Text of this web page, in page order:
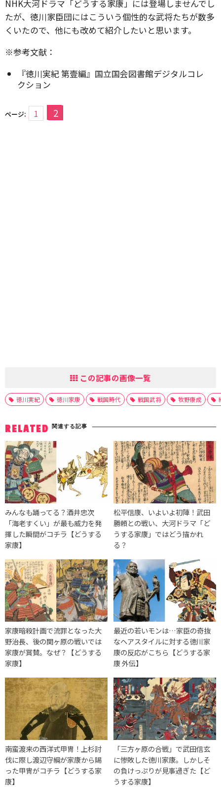
NHK大河ドラマ「どうする家康」には登場しませんでし
たが、徳川家臣団にはこういう個性的な武将たちが数多
くいたので、他にも改めて紹介したいと思います。
※参考文献：
『徳川実紀 第壹編』国立国会図書館デジタルコレ
クション
ページ: 1 2
この記事の画像一覧
徳川実紀 徳川家康 戦国時代 戦国武将 牧野康成
RELATED 関連する記事
みんなも踊ってる？酒井忠次
「海老すくい」が最も威力を発
揮した瞬間がコチラ【どうする
家康】
松平信康、いよいよ初陣！武田
勝頼との戦い、大河ドラマ「ど
うする家康」ではどう描かれ
る？
家康暗殺計画で流罪となった大
野治長、後の関ヶ原の戦いでは
家康が賞賛。なぜ？【どうする
家康】
最近の若いモンは…家臣の奇抜
なヘアスタイルに対する徳川家
康の反応がこちら【どうする家
康 外伝】
南蛮渡来の西洋式甲冑！上杉討
伐に際し渡辺守綱が家康から賜
った甲冑がコチラ【どうする家
康】
「三方ヶ原の合戦」で武田信玄
に惨敗した徳川家康。しかしそ
の負けっぷりが見事過ぎた【ど
うする家康】